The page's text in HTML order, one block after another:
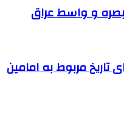
و واسط عراق
تاریخ مربوط به امامین